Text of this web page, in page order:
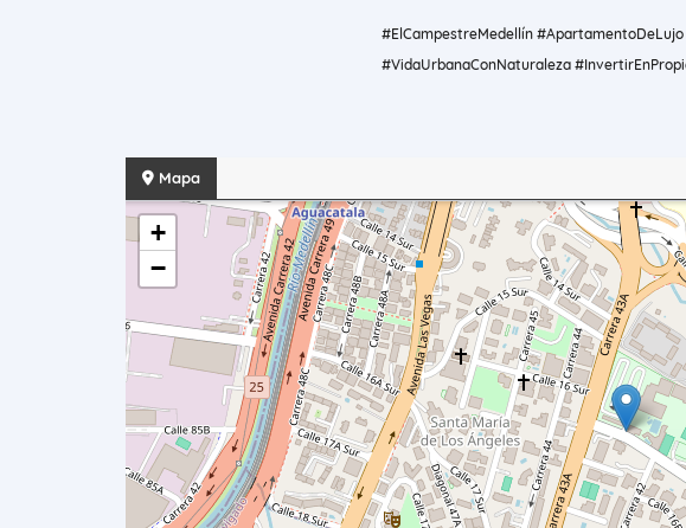
#ElCampestreMedellín
#VidaUrbanaConNaturaleza
Mapa
+
−